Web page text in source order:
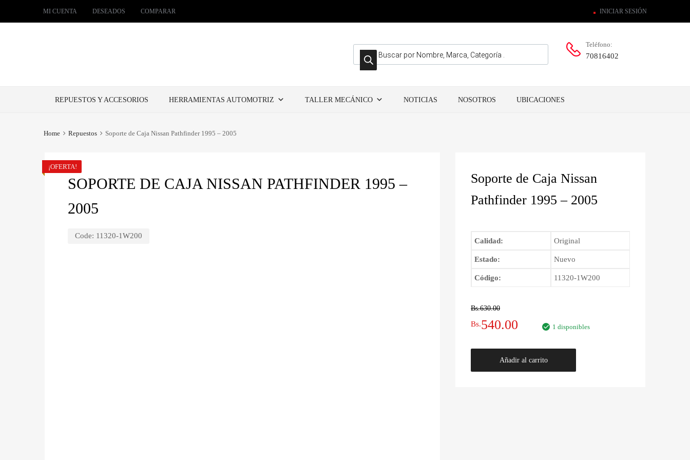
MI CUENTA DESEADOS COMPARAR INICIAR SESIÓN
Búsqueda de productos Teléfono:
70816402
REPUESTOS Y ACCESORIOS HERRAMIENTAS AUTOMOTRIZ TALLER MECÁNICO NOTICIAS NOSOTROS UBICACIONES
Home Repuestos Soporte de Caja Nissan Pathfinder 1995 – 2005
SOPORTE DE CAJA NISSAN PATHFINDER 1995 –
2005
Code: 11320-1W200
¡OFERTA!
Soporte de Caja Nissan
Pathfinder 1995 – 2005
Calidad: Original
Estado: Nuevo
Código: 11320-1W200
Bs.630.00
El
precio
original
Bs.540.00
precio
actual
1 disponibles
Añadir al carrito